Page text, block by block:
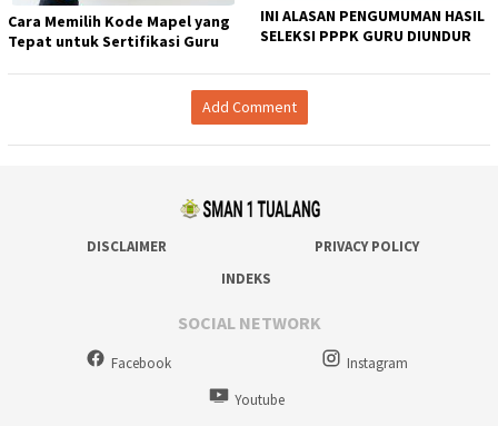
Cara Memilih Kode Mapel yang
Tepat untuk Sertifikasi Guru
INI ALASAN PENGUMUMAN HASIL
SELEKSI PPPK GURU DIUNDUR
Add Comment
DISCLAIMER
PRIVACY POLICY
INDEKS
SOCIAL NETWORK
Facebook
Instagram
Youtube